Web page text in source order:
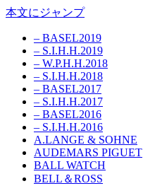
本文にジャンプ
– BASEL2019
– S.I.H.H.2019
– W.P.H.H.2018
– S.I.H.H.2018
– BASEL2017
– S.I.H.H.2017
– BASEL2016
– S.I.H.H.2016
A.LANGE & SOHNE
AUDEMARS PIGUET
BALL WATCH
BELL＆ROSS